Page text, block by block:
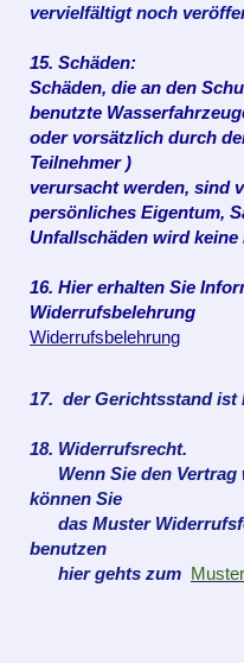
vervielfältigt noch
15. Schäden:
Schäden, die an den
benutzte
oder vorsätzlich durch
Teilnehmer )
verursacht werden, sind
persönliches Eigentum,
Unfallschäden wird
16. Hier erhalten Sie
Widerrufsbelehrung
Widerrufsbelehrung
17. der Gerichtsstand ist
18. Widerrufsrecht.
Wenn Sie den
können Sie
das Muster
benutzen
hier gehts zum